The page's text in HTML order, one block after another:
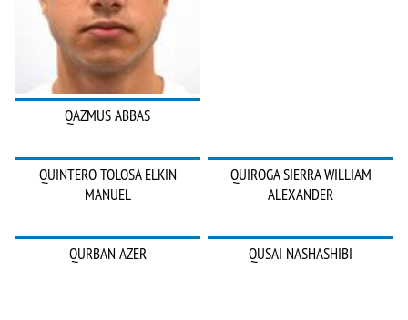
QAZMUS ABBAS
QUINTERO TOLOSA ELKIN
MANUEL
QUIROGA SIERRA WILLIAM
ALEXANDER
QURBAN AZER QUSAI NASHASHIBI